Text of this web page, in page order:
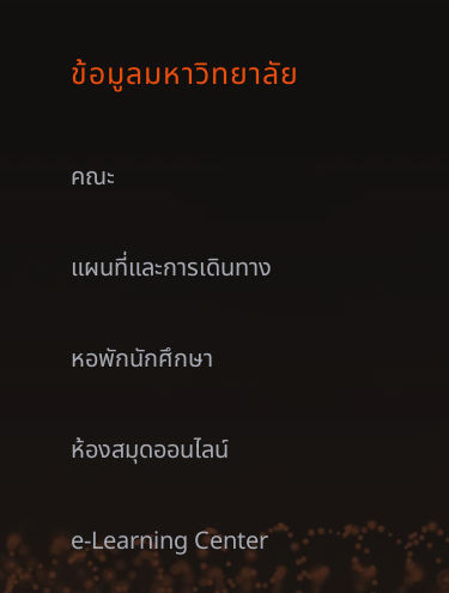
ข้อมูลมหาวิทยาลัย
คณะ
แผนที่และการเดินทาง
หอพักนักศึกษา
ห้องสมุดออนไลน์
e-Learning Center